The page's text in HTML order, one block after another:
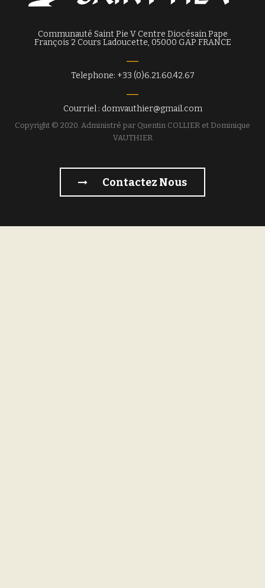
Communauté Saint Pie V Centre Diocésain Pape
François 2 Cours Ladoucette, 05000 GAP FRANCE
Telephone: +33 (0)6.21.60.42.67
Courriel : domvauthier@gmail.com
Copyright © 2020. Administré par Quentin COLLIER et Dominique
VAUTHIER
Contactez Nous